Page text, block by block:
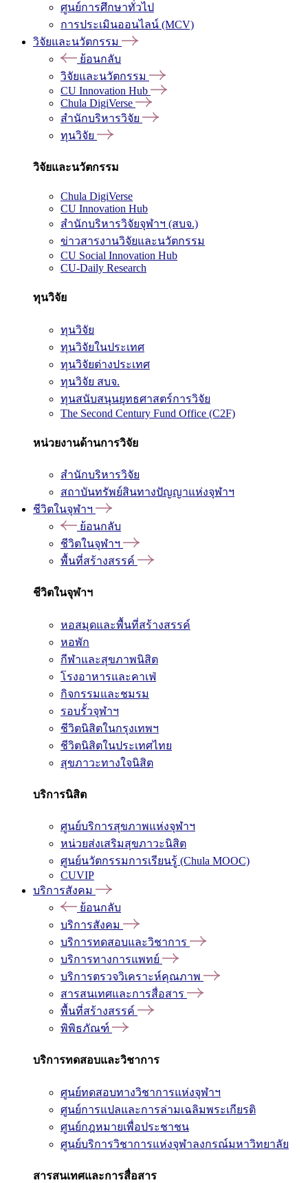
ศูนย์การศึกษาทั่วไป
การประเมินออนไลน์ (MCV)
วิจัยและนวัตกรรม
ย้อนกลับ
วิจัยและนวัตกรรม
CU Innovation Hub
Chula DigiVerse
สำนักบริหารวิจัย
ทุนวิจัย
วิจัยและนวัตกรรม
Chula DigiVerse
CU Innovation Hub
สำนักบริหารวิจัยจุฬาฯ (สบจ.)
ข่าวสารงานวิจัยและนวัตกรรม
CU Social Innovation Hub
CU-Daily Research
ทุนวิจัย
ทุนวิจัย
ทุนวิจัยในประเทศ
ทุนวิจัยต่างประเทศ
ทุนวิจัย สบจ.
ทุนสนับสนุนยุทธศาสตร์การวิจัย
The Second Century Fund Office (C2F)
หน่วยงานด้านการวิจัย
สำนักบริหารวิจัย
สถาบันทรัพย์สินทางปัญญาแห่งจุฬาฯ
ชีวิตในจุฬาฯ
ย้อนกลับ
ชีวิตในจุฬาฯ
พื้นที่สร้างสรรค์
ชีวิตในจุฬาฯ
หอสมุดและพื้นที่สร้างสรรค์
หอพัก
กีฬาและสุขภาพนิสิต
โรงอาหารและคาเฟ่
กิจกรรมและชมรม
รอบรั้วจุฬาฯ
ชีวิตนิสิตในกรุงเทพฯ
ชีวิตนิสิตในประเทศไทย
สุขภาวะทางใจนิสิต
บริการนิสิต
ศูนย์บริการสุขภาพแห่งจุฬาฯ
หน่วยส่งเสริมสุขภาวะนิสิต
ศูนย์นวัตกรรมการเรียนรู้ (Chula MOOC)
CUVIP
บริการสังคม
ย้อนกลับ
บริการสังคม
บริการทดสอบและวิชาการ
บริการทางการแพทย์
บริการตรวจวิเคราะห์คุณภาพ
สารสนเทศและการสื่อสาร
พื้นที่สร้างสรรค์
พิพิธภัณฑ์
บริการทดสอบและวิชาการ
ศูนย์ทดสอบทางวิชาการแห่งจุฬาฯ
ศูนย์การแปลและการล่ามเฉลิมพระเกียรติ
ศูนย์กฎหมายเพื่อประชาชน
ศูนย์บริการวิชาการแห่งจุฬาลงกรณ์มหาวิทยาลัย
สารสนเทศและการสื่อสาร